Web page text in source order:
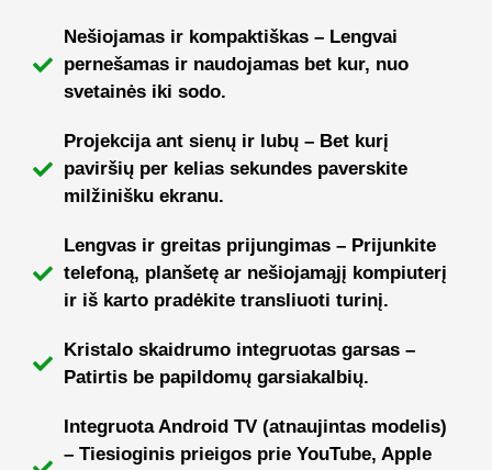
Nešiojamas ir kompaktiškas – Lengvai
pernešamas ir naudojamas bet kur, nuo
svetainės iki sodo.
Projekcija ant sienų ir lubų – Bet kurį
paviršių per kelias sekundes paverskite
milžinišku ekranu.
Lengvas ir greitas prijungimas – Prijunkite
telefoną, planšetę ar nešiojamąjį kompiuterį
ir iš karto pradėkite transliuoti turinį.
Kristalo skaidrumo integruotas garsas –
Patirtis be papildomų garsiakalbių.
Integruota Android TV (atnaujintas modelis)
– Tiesioginis prieigos prie YouTube, Apple